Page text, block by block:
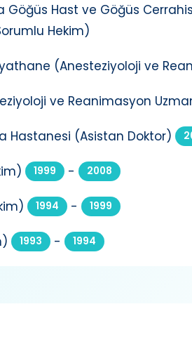
Göğüs Hast ve Göğüs
Hekim)
(Anesteziyoloji ve
ve Reanimasyon
Hastanesi (Asistan Doktor)
1999 - 2008
1994 - 1999
1993 - 1994